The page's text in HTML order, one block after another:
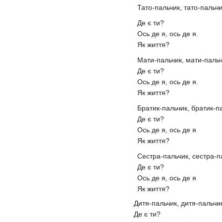
Тато-пальчик, тато-
Де є ти?
Ось де я, ось де я.
Як життя?
Мати-пальчик, мати-
Де є ти?
Ось де я, ось де я.
Як життя?
Братик-пальчик, братик-
Де є ти?
Ось де я, ось де я
Як життя?
Сестра-пальчик, сестра-
Де є ти?
Ось де я, ось де я
Як життя?
Дитя-пальчик, дитя-
Де є ти?